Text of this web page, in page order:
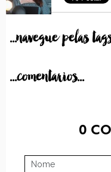
...navegue pelas
...comentarios...
0